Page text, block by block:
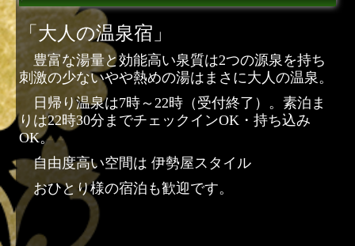
「大人の温泉宿」
豊富な湯量と効能高い泉質は2つの源泉を持ち
刺激の少ないやや熱めの湯はまさに大人の温泉。
日帰り温泉は7時～22時（受付終了）。素泊ま
りは22時30分までチェックインOK・持ち込み
OK。
自由度高い空間は 伊勢屋スタイル
おひとり様の宿泊も歓迎です。